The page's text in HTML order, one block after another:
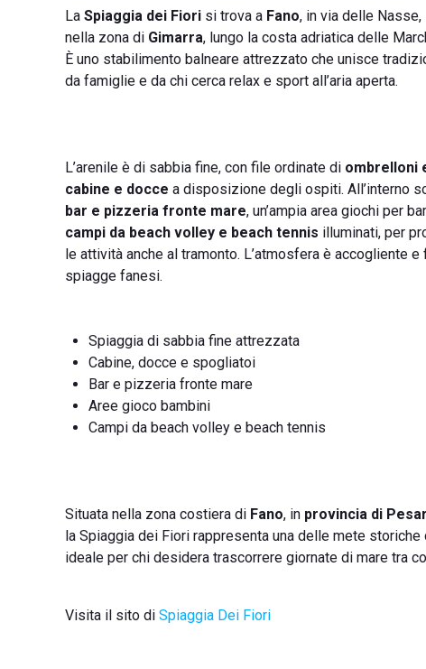
La Spiaggia dei Fiori si trova a Fano, in via delle Nasse,
nella zona di Gimarra, lungo la costa adriatica delle
È uno stabilimento balneare attrezzato che unisce
da famiglie e da chi cerca relax e sport all’aria aperta.
L’arenile è di sabbia fine, con file ordinate di ombrelloni
cabine e docce a disposizione degli ospiti. All’interno
bar e pizzeria fronte mare, un’ampia area giochi per
campi da beach volley e beach tennis illuminati, per
le attività anche al tramonto. L’atmosfera è accogliente
spiagge fanesi.
Spiaggia di sabbia fine attrezzata
Cabine, docce e spogliatoi
Bar e pizzeria fronte mare
Aree gioco bambini
Campi da beach volley e beach tennis
Situata nella zona costiera di Fano, in provincia di
la Spiaggia dei Fiori rappresenta una delle mete
ideale per chi desidera trascorrere giornate di mare tra
Visita il sito di Spiaggia Dei Fiori